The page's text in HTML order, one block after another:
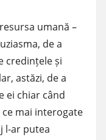
umană –
de a
credințele și
astăzi, de a
ei chiar când
mai interogate
l-ar putea